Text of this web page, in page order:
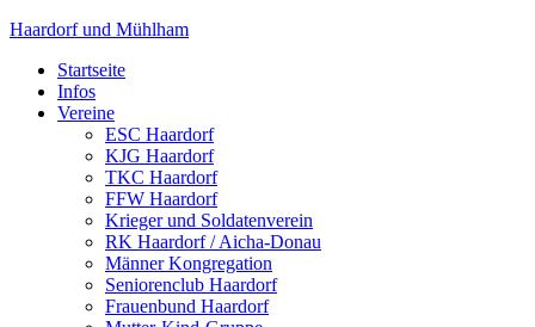
Haardorf und Mühlham
Startseite
Infos
Vereine
ESC Haardorf
KJG Haardorf
TKC Haardorf
FFW Haardorf
Krieger und Soldatenverein
RK Haardorf / Aicha-Donau
Männer Kongregation
Seniorenclub Haardorf
Frauenbund Haardorf